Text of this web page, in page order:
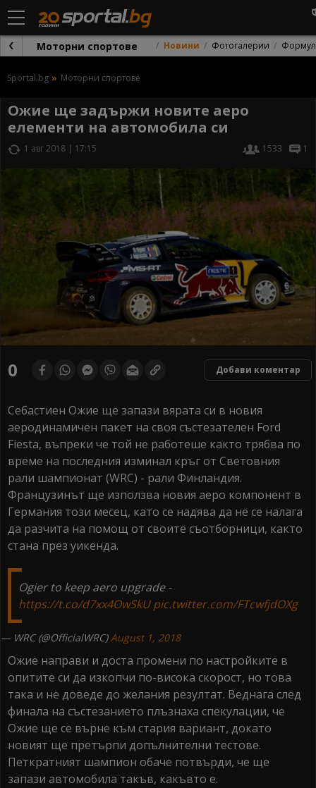
Моторни спортове Новини Фотогалерии
Sportal.bg Моторни спортове
Ожие ще задържи новите аеро
елементи на автомобила си
1 авг 2018 | 17:15 1533 1
0 Добави коментар
Себастиен Ожие ще запази вярата си в новия
аеродинамичен пакет на своя състезателен Ford
Fiesta, въпреки че той не работеше както трябва по
време на последния изминал кръг от Световния
рали шампионат (WRC) - рали Финландия.
Французинът ще използва новия аеро компонент в
Германия този месец, като се надява да не се налага
да разчита на помощ от своите съотборници, както
стана през уикенда.
Ogier to keep aero upgrade -
https://t.co/d7xx4OwSkU pic.twitter.com/FTcwfjdOXg
— WRC (@OfficialWRC)August 1, 2018
Ожие направи и доста промени по настройките в
опитите си да изкопчи по-висока скорост, но това
така и не доведе до желания резултат. Веднага след
финала на състезанието плъзнаха спекулации, че
Ожие ще се върне към стария вариант, докато
новият ще претърпи допълнителни тестове.
Петкратният шампион обаче потвърди, че ще
запази автомобила такъв, какъвто е.